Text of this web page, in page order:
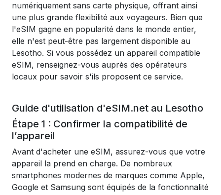
numériquement sans carte physique, offrant ainsi
une plus grande flexibilité aux voyageurs. Bien que
l'eSIM gagne en popularité dans le monde entier,
elle n'est peut-être pas largement disponible au
Lesotho. Si vous possédez un appareil compatible
eSIM, renseignez-vous auprès des opérateurs
locaux pour savoir s'ils proposent ce service.
Guide d'utilisation d'eSIM.net au Lesotho
Étape 1 : Confirmer la compatibilité de
l’appareil
Avant d'acheter une eSIM, assurez-vous que votre
appareil la prend en charge. De nombreux
smartphones modernes de marques comme Apple,
Google et Samsung sont équipés de la fonctionnalité